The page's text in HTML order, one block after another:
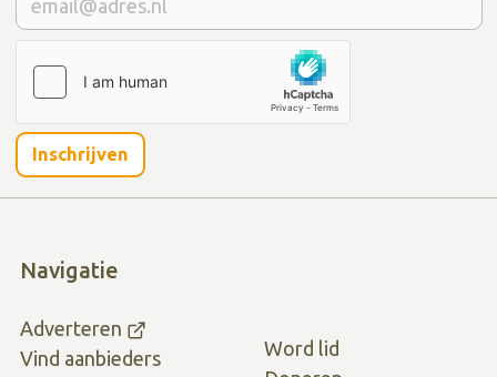
Navigatie
Adverteren
Vind aanbieders
Word lid
Inschrijven